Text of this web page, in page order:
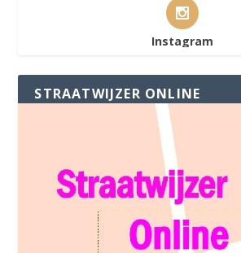
Instagram
STRAATWIJZER ONLINE